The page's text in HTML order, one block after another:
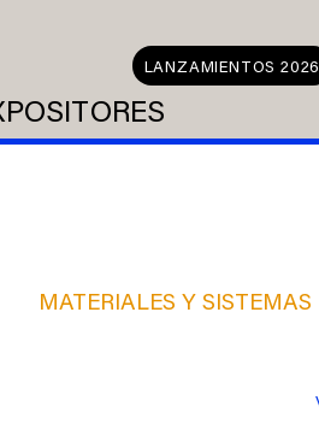
LANZAMIENTOS 2026
MATERIALES Y